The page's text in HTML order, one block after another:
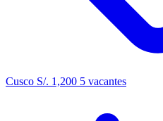
Cusco S/. 1,200 5 vacantes